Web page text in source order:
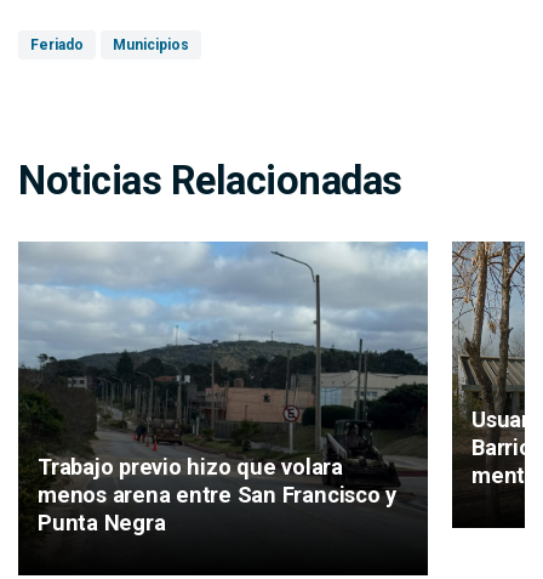
Feriado Municipios
Noticias Relacionadas
Trabajo previo hizo que volara
menos arena entre San Francisco y
Punta Negra